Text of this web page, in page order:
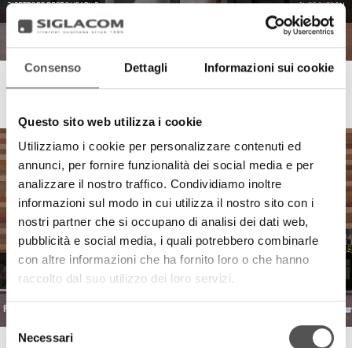
Consenso Dettagli Informazioni sui cookie
Questo sito web utilizza i cookie
Utilizziamo i cookie per personalizzare contenuti ed
annunci, per fornire funzionalità dei social media e per
analizzare il nostro traffico. Condividiamo inoltre
informazioni sul modo in cui utilizza il nostro sito con i
nostri partner che si occupano di analisi dei dati web,
pubblicità e social media, i quali potrebbero combinarle
con altre informazioni che ha fornito loro o che hanno
raccolto dal suo utilizzo dei loro servizi.
delNecessari
Sala&Cucina